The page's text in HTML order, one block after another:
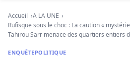
Accueil
A LA UNE
Rufisque sous le choc : La caution «
Tahirou Sarr menace des quartiers entiers
ENQUÊTEPOLITIQUE